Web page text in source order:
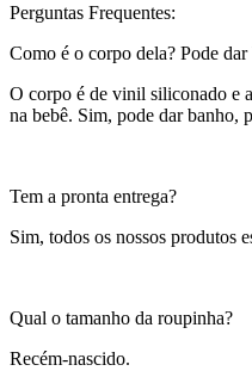
Perguntas Frequentes:
Como é o corpo dela? Pode dar
O corpo é de vinil siliconado e
na bebê. Sim, pode dar banho,
Tem a pronta entrega?
Sim, todos os nossos produtos
Qual o tamanho da roupinha?
Recém-nascido.